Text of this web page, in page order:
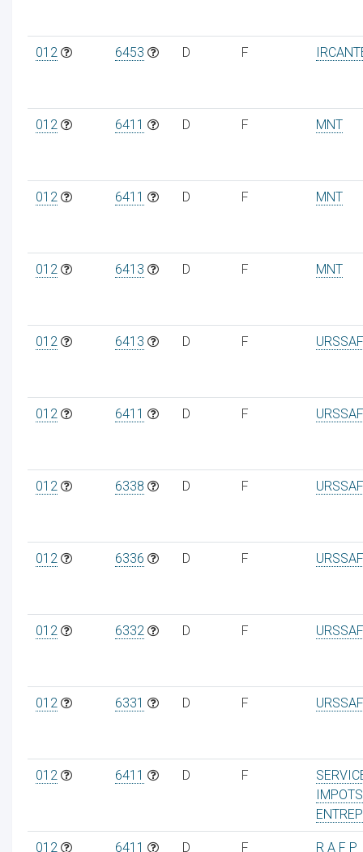
012 6453 D F
012 6411 D F MNT
012 6411 D F MNT
012 6413 D F MNT
012 6413 D F
012 6411 D F
012 6338 D F
012 6336 D F
012 6332 D F
012 6331 D F
012 6411 D F
IMPOTS
012 6411 D F R A F P